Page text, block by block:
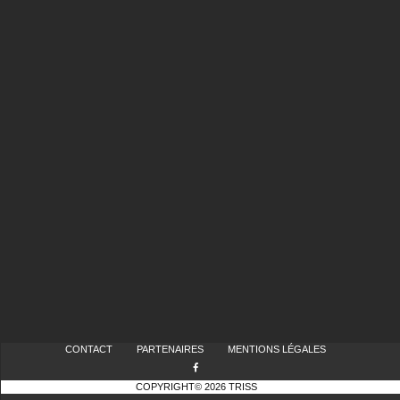
CONTACT PARTENAIRES MENTIONS LÉGALES
COPYRIGHT© 2026 TRISS